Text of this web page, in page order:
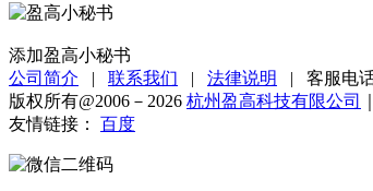
添加盈高小秘书
公司简介 | 联系我们 | 法律说明 | 客服电
版权所有@2006－2026 杭州盈高科技有限公司
友情链接：
百度